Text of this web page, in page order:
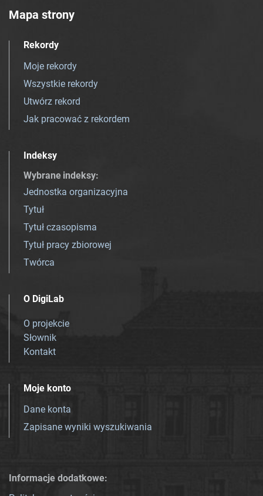
Mapa strony
Rekordy
Moje rekordy
Wszystkie rekordy
Utwórz rekord
Jak pracować z rekordem
Indeksy
Wybrane indeksy:
Jednostka organizacyjna
Tytuł
Tytuł czasopisma
Tytuł pracy zbiorowej
Twórca
O DigiLab
O projekcie
Słownik
Kontakt
Moje konto
Dane konta
Zapisane wyniki wyszukiwania
Informacje dodatkowe: